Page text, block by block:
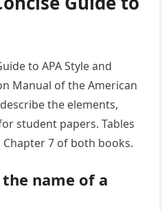
to APA Style and
Manual of the American
the elements,
student papers. Tables
7 of both books.
name of a